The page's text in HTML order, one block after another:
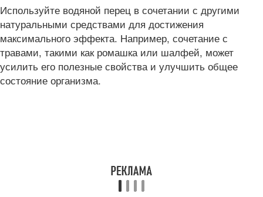
Используйте водяной перец в сочетании с другими
натуральными средствами для достижения
максимального эффекта. Например, сочетание с
травами, такими как ромашка или шалфей, может
усилить его полезные свойства и улучшить общее
состояние организма.